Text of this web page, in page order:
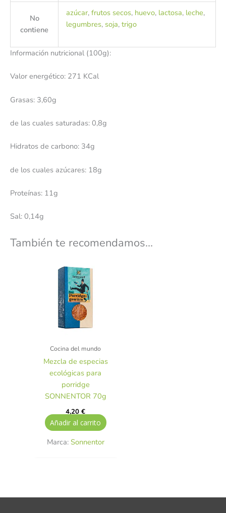
No
contiene
azúcar, frutos secos, huevo, lactosa, leche,
legumbres, soja, trigo
Información nutricional (100g):
Valor energético: 271 KCal
Grasas: 3,60g
de las cuales saturadas: 0,8g
Hidratos de carbono: 34g
de los cuales azúcares: 18g
Proteínas: 11g
Sal: 0,14g
También te recomendamos…
Cocina del mundo
Mezcla de especias
ecológicas para
porridge
SONNENTOR 70g
4,20€
Añadir al carrito
Marca: Sonnentor